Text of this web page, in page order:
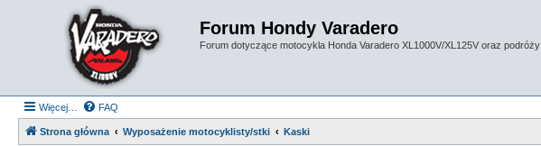
Forum Hondy Varadero
Forum dotyczące motocykla Honda Varadero XL1000V/XL125V oraz podróży
Więcej… FAQ
Strona główna Wyposażenie motocyklisty/stki
Kaski